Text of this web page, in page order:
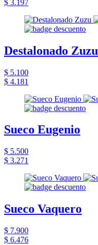
$ 3.197
Destalonado Zuzu
$ 5.100
$ 4.181
Sueco Eugenio
$ 5.500
$ 3.271
Sueco Vaquero
$ 7.900
$ 6.476